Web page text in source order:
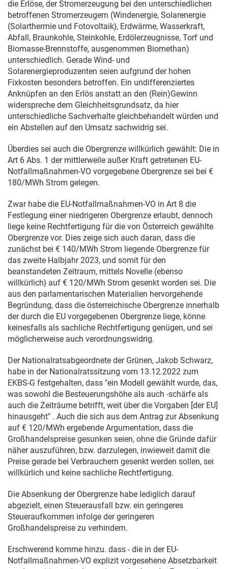
die Erlöse, der Stromerzeugung bei den unterschiedlichen
betroffenen Stromerzeugern (Windenergie, Solarenergie
(Solarthermie und Fotovoltaik}, Erdwärme, Wasserkraft,
Abfall, Braunkohle, Steinkohle, Erdölerzeugnisse, Torf und
Biomasse-Brennstoffe, ausgenommen Biomethan)
unterschiedlich. Gerade Wind- und
Solarenergieproduzenten seien aufgrund der hohen
Fixkosten besonders betroffen. Ein undifferenziertes
Anknüpfen an den Erlös anstatt an den (Rein)Gewinn
widerspreche dem Gleichheitsgrundsatz, da hier
unterschiedliche Sachverhalte gleichbehandelt würden und
ein Abstellen auf den Umsatz sachwidrig sei.
Überdies sei auch die Obergrenze willkürlich gewählt: Die in
Art 6 Abs. 1 der mittlerweile außer Kraft getretenen EU-
Notfallmaßnahmen-VO vorgegebene Obergrenze sei bei €
180/MWh Strom gelegen.
Zwar habe die EU-Notfallmaßnahmen-VO in Art 8 die
Festlegung einer niedrigeren Obergrenze erlaubt, dennoch
liege keine Rechtfertigung für die von Österreich gewählte
Obergrenze vor. Dies zeige sich auch daran, dass die
zunächst bei € 140/MWh Strom liegende Obergrenze für
das zweite Halbjahr 2023, und somit für den
beanstandeten Zeitraum, mittels Novelle (ebenso
willkürlich} auf € 120/MWh Strom gesenkt worden sei. Die
aus den parlamentarischen Materialien hervorgehende
Begründung, dass die österreichische Obergrenze innerhalb
der durch die EU vorgegebenen Obergrenze liege, könne
keinesfalls als sachliche Rechtfertigung genügen, und sei
möglicherweise auch verordnungswidrig.
Der Nationalratsabgeordnete der Grünen, Jakob Schwarz,
habe in der Nationalratssitzung vom 13.12.2022 zum
EKBS-G festgehalten, dass "ein Modell gewählt wurde, das,
was sowohl die Besteuerungshöhe als auch -schärfe als
auch die Zeiträume betrifft, weit über die Vorgaben [der EU]
hinausgeht" . Auch die sich aus dem Antrag zur Absenkung
auf € 120/MWh ergebende Argumentation, dass die
Großhandelspreise gesunken seien, ohne die Gründe dafür
näher auszuführen, bzw. darzulegen, inwieweit damit die
Preise gerade bei Verbrauchern gesenkt werden sollen, sei
willkürlich und keine sachliche Rechtfertigung.
Die Absenkung der Obergrenze habe lediglich darauf
abgezielt, einen Steuerausfall bzw. ein geringeres
Steueraufkommen infolge der geringeren
Großhandelspreise zu verhindern.
Erschwerend komme hinzu. dass - die in der EU-
Notfallmaßnahmen-VO explizit vorgesehene Absetzbarkeit